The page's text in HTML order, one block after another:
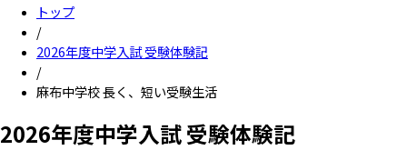
トップ
/
2026年度中学入試 受験体験記
/
麻布中学校 長く、短い受験生活
2026年度中学入試 受験体験記